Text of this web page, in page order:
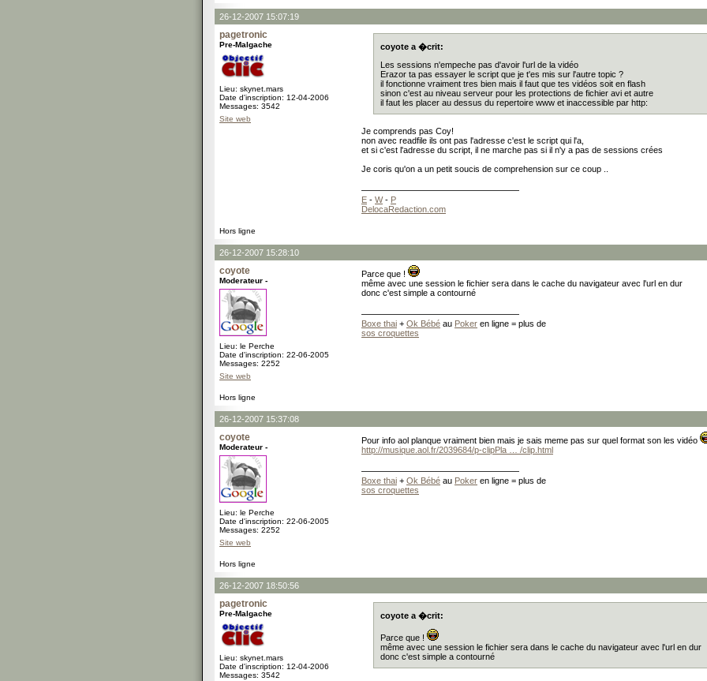
26-12-2007 15:07:19
pagetronic
Pre-Malgache
Lieu: skynet.mars
Date d'inscription: 12-04-2006
Messages: 3542
Site web
coyote a �crit:
Les sessions n'empeche pas d'avoir l'url de la vidéo
Erazor ta pas essayer le script que je t'es mis sur l'autre topic ?
il fonctionne vraiment tres bien mais il faut que tes vidéos soit en flash
sinon c'est au niveau serveur pour les protections de fichier avi et autre
il faut les placer au dessus du repertoire www et inaccessible par http:
Je comprends pas Coy!
non avec readfile ils ont pas l'adresse c'est le script qui l'a,
et si c'est l'adresse du script, il ne marche pas si il n'y a pas de sessions crées
Je coris qu'on a un petit soucis de comprehension sur ce coup ..
E - W- P
DelocaRedaction.com
Hors ligne
26-12-2007 15:28:10
coyote
Moderateur -
Lieu: le Perche
Date d'inscription: 22-06-2005
Messages: 2252
Site web
Parce que !
même avec une session le fichier sera dans le cache du navigateur avec l'url en dur
donc c'est simple a contourné
Boxe thai + Ok Bébé au Poker en ligne = plus de
sos croquettes
Hors ligne
26-12-2007 15:37:08
coyote
Moderateur -
Lieu: le Perche
Date d'inscription: 22-06-2005
Messages: 2252
Site web
Pour info aol planque vraiment bien mais je sais meme pas sur quel format son les vidéo
http://musique.aol.fr/2039684/p-clipPla … /clip.html
Boxe thai + Ok Bébé au Poker en ligne = plus de
sos croquettes
Hors ligne
26-12-2007 18:50:56
pagetronic
Pre-Malgache
Lieu: skynet.mars
Date d'inscription: 12-04-2006
Messages: 3542
coyote a �crit:
Parce que !
même avec une session le fichier sera dans le cache du navigateur avec l'url en dur
donc c'est simple a contourné